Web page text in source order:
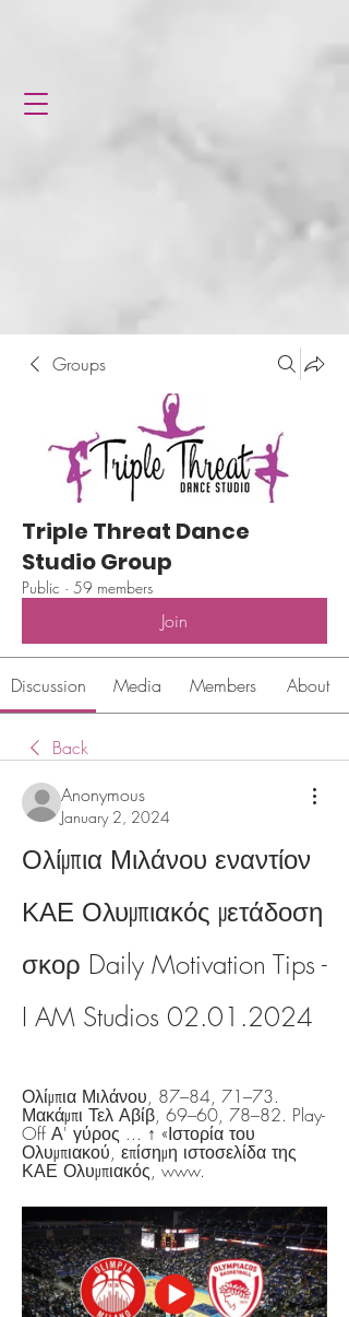
Groups
Triple Threat Dance
Studio Group
Public · 59 members
Join
Discussion Media Members About
Back
Anonymous
January 2, 2024
Ολίμπια Μιλάνου εναντίον
ΚΑΕ Ολυμπιακός μετάδοση
σκορ Daily Motivation Tips -
I AM Studios 02.01.2024
Ολίμπια Μιλάνου, 87–84, 71–73.
Μακάμπι Τελ Αβίβ, 69–60, 78–82. Play-
Off Α' γύρος ... ↑ «Ιστορία του
Ολυμπιακού, επίσημη ιστοσελίδα της
ΚΑΕ Ολυμπιακός, www.